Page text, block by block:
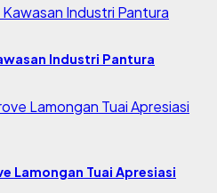
Industri Pantura
Lamongan Tuai Apresiasi